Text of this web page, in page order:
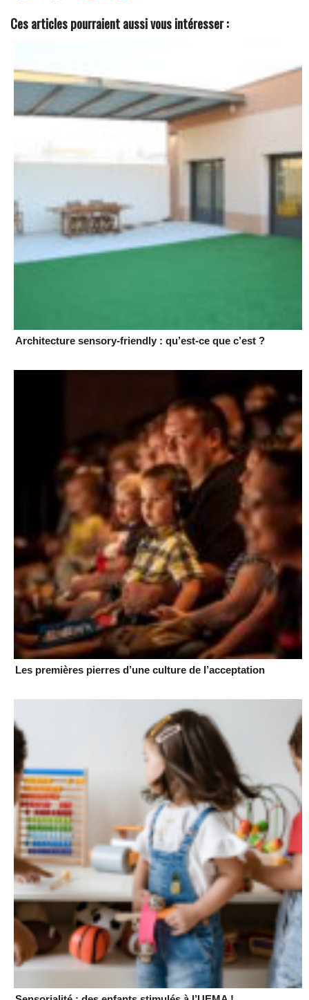
Ces articles pourraient aussi vous intéresser :
Architecture sensory-friendly : qu’est-ce que c’est ?
Les premières pierres d’une culture de l’acceptation